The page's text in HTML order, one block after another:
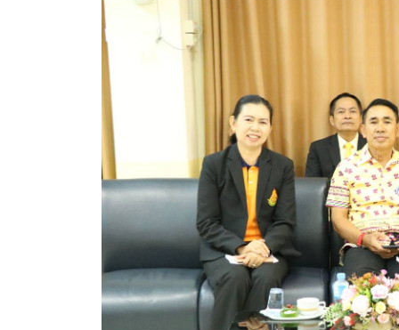
ข่าวประชาสัมพันธ์
ประกาศจัดซื้อ-จัดจ้าง
ประกาศจัดซื้อ-จัดจ้างภาครัฐ
รายงานผู้ใช้บริการกล้อง CCTV
ข้อมูลการเลือกตั้ง
นโยบายคุ้มครองข้อมูลส่วนบุคคล
ผลงาน